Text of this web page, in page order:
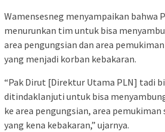
Wamensesneg menyampaikan bahwa
menurunkan tim untuk bisa
area pengungsian dan area
yang menjadi korban kebakaran.
“Pak Dirut [Direktur Utama PLN] tadi
ditindaklanjuti untuk bisa
ke area pengungsian, area
yang kena kebakaran,” ujarnya.